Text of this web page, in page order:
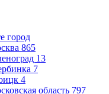
город
865
13
7
4
область 797